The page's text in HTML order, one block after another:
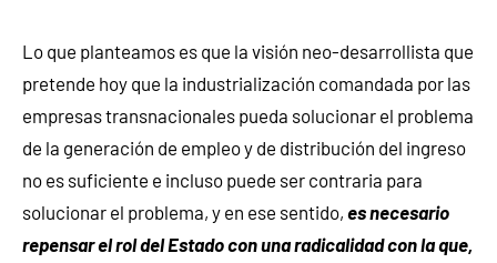
Lo que planteamos es que la visión neo-desarrollista que
pretende hoy que la industrialización comandada por las
empresas transnacionales pueda solucionar el problema
de la generación de empleo y de distribución del ingreso
no es suficiente e incluso puede ser contraria para
solucionar el problema, y en ese sentido, es necesario
repensar el rol del Estado con una radicalidad con la que,